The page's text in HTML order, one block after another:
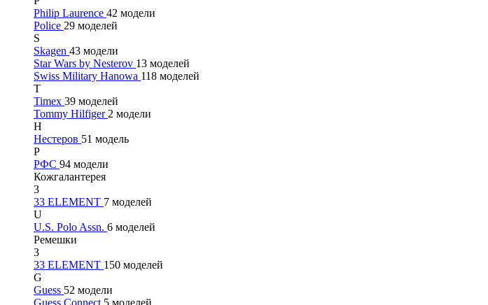
Philip Laurence 42 модели
Police 29 моделей
S
Skagen 43 модели
Star Wars by Nesterov 13 моделей
Swiss Military Hanowa 118 моделей
T
Timex 39 моделей
Tommy Hilfiger 2 модели
Н
Нестеров 51 модель
Р
РФС 94 модели
Кожгалантерея
3
33 ELEMENT 7 моделей
U
U.S. Polo Assn. 6 моделей
Ремешки
3
33 ELEMENT 150 моделей
G
Guess 52 модели
Guess Connect 5 моделей